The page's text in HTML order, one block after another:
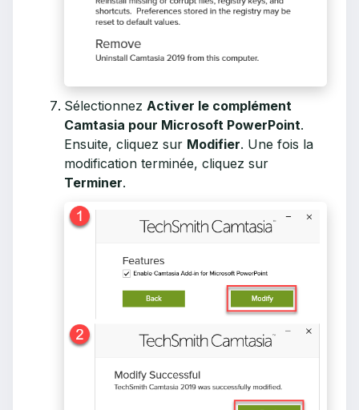
Sélectionnez Activer le complément
Camtasia pour Microsoft PowerPoint.
Ensuite, cliquez sur Modifier. Une fois la
modification terminée, cliquez sur
Terminer.